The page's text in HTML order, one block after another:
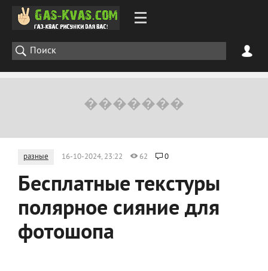
разные 16-10-2024, 23:22 62 0
Бесплатные текстуры
полярное сияние для
фотошопа